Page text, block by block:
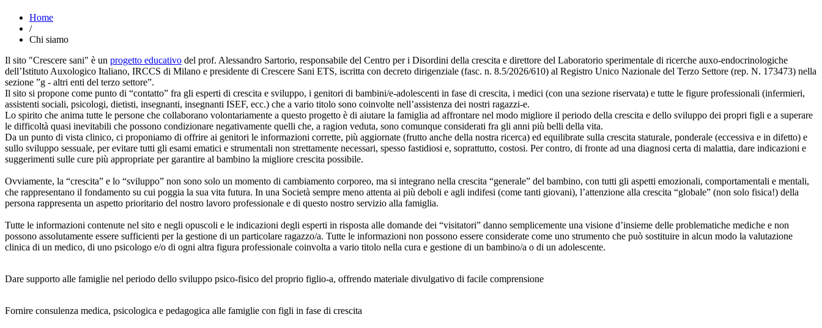
Home
/
Chi siamo
Il sito "Crescere sani" è un progetto educativo del prof. Alessandro Sartorio, responsabile del Centro per i Disordini della crescita e direttore del Laboratorio sperimentale di ricerche auxo-endocrinologiche
dell’Istituto Auxologico Italiano, IRCCS di Milano e presidente di Crescere Sani ETS, iscritta con decreto dirigenziale (fasc. n. 8.5/2026/610) al Registro Unico Nazionale del Terzo Settore (rep. N. 173473) nella
sezione ”g - altri enti del terzo settore”.
Il sito si propone come punto di “contatto” fra gli esperti di crescita e sviluppo, i genitori di bambini/e-adolescenti in fase di crescita, i medici (con una sezione riservata) e tutte le figure professionali (infermieri,
assistenti sociali, psicologi, dietisti, insegnanti, insegnanti ISEF, ecc.) che a vario titolo sono coinvolte nell’assistenza dei nostri ragazzi-e.
Lo spirito che anima tutte le persone che collaborano volontariamente a questo progetto è di aiutare la famiglia ad affrontare nel modo migliore il periodo della crescita e dello sviluppo dei propri figli e a superare
le difficoltà quasi inevitabili che possono condizionare negativamente quelli che, a ragion veduta, sono comunque considerati fra gli anni più belli della vita.
Da un punto di vista clinico, ci proponiamo di offrire ai genitori le informazioni corrette, più aggiornate (frutto anche della nostra ricerca) ed equilibrate sulla crescita staturale, ponderale (eccessiva e in difetto) e
sullo sviluppo sessuale, per evitare tutti gli esami ematici e strumentali non strettamente necessari, spesso fastidiosi e, soprattutto, costosi. Per contro, di fronte ad una diagnosi certa di malattia, dare indicazioni e
suggerimenti sulle cure più appropriate per garantire al bambino la migliore crescita possibile.
Ovviamente, la “crescita” e lo “sviluppo” non sono solo un momento di cambiamento corporeo, ma si integrano nella crescita “generale” del bambino, con tutti gli aspetti emozionali, comportamentali e mentali,
che rappresentano il fondamento su cui poggia la sua vita futura. In una Società sempre meno attenta ai più deboli e agli indifesi (come tanti giovani), l’attenzione alla crescita “globale” (non solo fisica!) della
persona rappresenta un aspetto prioritario del nostro lavoro professionale e di questo nostro servizio alla famiglia.
Tutte le informazioni contenute nel sito e negli opuscoli e le indicazioni degli esperti in risposta alle domande dei “visitatori” danno semplicemente una visione d’insieme delle problematiche mediche e non
possono assolutamente essere sufficienti per la gestione di un particolare ragazzo/a. Tutte le informazioni non possono essere considerate come uno strumento che può sostituire in alcun modo la valutazione
clinica di un medico, di uno psicologo e/o di ogni altra figura professionale coinvolta a vario titolo nella cura e gestione di un bambino/a o di un adolescente.
Dare supporto alle famiglie nel periodo dello sviluppo psico-fisico del proprio figlio-a, offrendo materiale divulgativo di facile comprensione
Fornire consulenza medica, psicologica e pedagogica alle famiglie con figli in fase di crescita